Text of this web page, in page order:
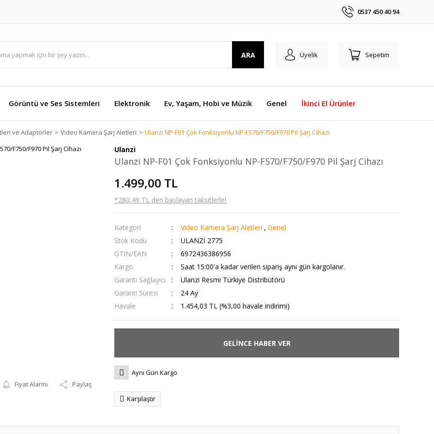
0537 450 40 94
ARA Üyelik Sepetim
Görüntü ve Ses Sistemleri Elektronik Ev, Yaşam, Hobi ve Müzik Genel İkinci El Ürünler
ve Adaptörler Video Kamera Şarj Aletleri Ulanzi NP-F01 Çok Fonksiyonlu NP-F570/F750/F970 Pil Şarj Cihazı
Fiyat Alarmı Paylaş
Ulanzi
Ulanzi NP-F01 Çok Fonksiyonlu NP-F570/F750/F970 Pil Şarj Cihazı
1.499,00 TL
*280,49 TL den başlayan taksitlerle!
Kategori Video Kamera Şarj Aletleri , Genel
Stok Kodu
ULANZİ 2775
GTIN/EAN
6972436386956
Kargo
Saat 15:00'a kadar verilen sipariş aynı gün kargolanır.
Garanti Sağlayıcı
Ulanzi Resmi Türkiye Distribütörü
Garanti Süresi
24 Ay
Havale
1.454,03 TL (%3,00 havale indirimi)
GELİNCE HABER VER
Aynı Gün Kargo
Karşılaştır